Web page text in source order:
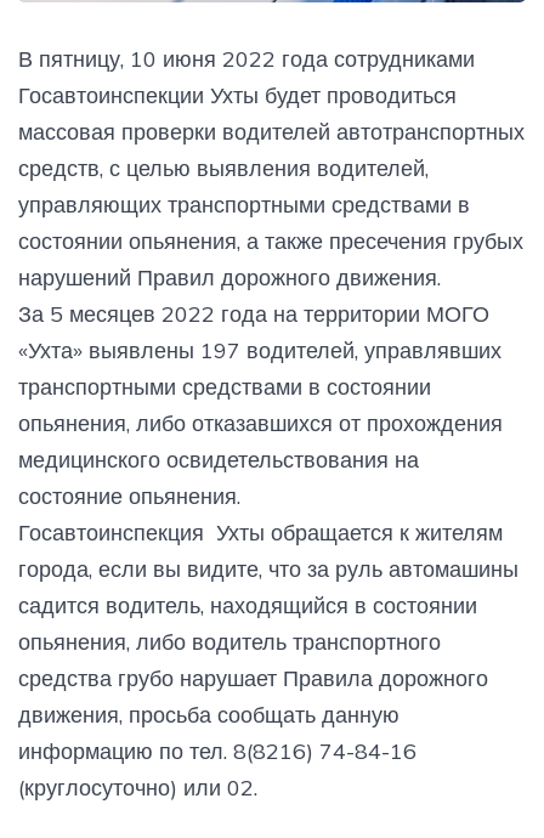
В пятницу, 10 июня 2022 года сотрудниками
Госавтоинспекции Ухты будет проводиться
массовая проверки водителей автотранспортных
средств, с целью выявления водителей,
управляющих транспортными средствами в
состоянии опьянения, а также пресечения грубых
нарушений Правил дорожного движения.
За 5 месяцев 2022 года на территории МОГО
«Ухта» выявлены 197 водителей, управлявших
транспортными средствами в состоянии
опьянения, либо отказавшихся от прохождения
медицинского освидетельствования на
состояние опьянения.
Госавтоинспекция Ухты обращается к жителям
города, если вы видите, что за руль автомашины
садится водитель, находящийся в состоянии
опьянения, либо водитель транспортного
средства грубо нарушает Правила дорожного
движения, просьба сообщать данную
информацию по тел. 8(8216) 74-84-16
(круглосуточно) или 02.